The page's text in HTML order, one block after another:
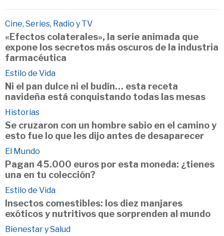
Cine, Series, Radio y TV
«Efectos colaterales», la serie animada que
expone los secretos más oscuros de la industria
farmacéutica
Estilo de Vida
Ni el pan dulce ni el budín… esta receta
navideña está conquistando todas las mesas
Historias
Se cruzaron con un hombre sabio en el camino y
esto fue lo que les dijo antes de desaparecer
El Mundo
Pagan 45.000 euros por esta moneda: ¿tienes
una en tu colección?
Estilo de Vida
Insectos comestibles: los diez manjares
exóticos y nutritivos que sorprenden al mundo
Bienestar y Salud